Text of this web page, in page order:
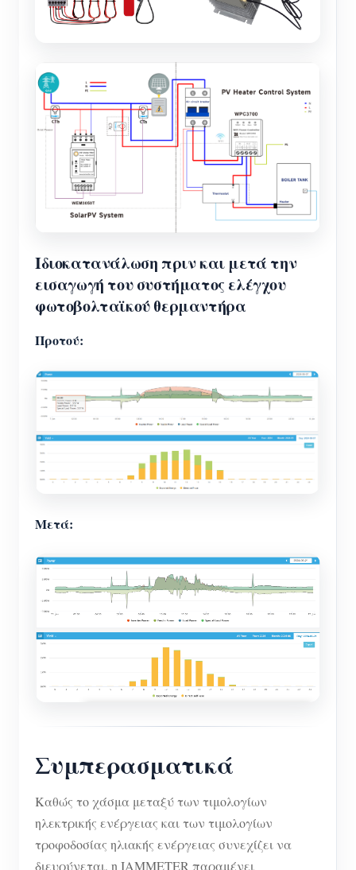
Ιδιοκατανάλωση πριν και μετά την
εισαγωγή του συστήματος ελέγχου
φωτοβολταϊκού θερμαντήρα
Προτού:
Μετά:
Συμπερασματικά
Καθώς το χάσμα μεταξύ των τιμολογίων
ηλεκτρικής ενέργειας και των τιμολογίων
τροφοδοσίας ηλιακής ενέργειας συνεχίζει να
διευρύνεται, η IAMMETER παραμένει